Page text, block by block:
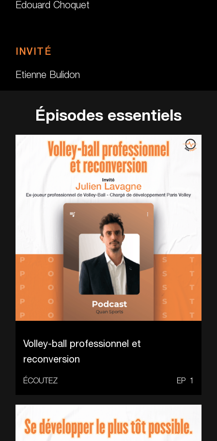
Edouard Choquet
INVITÉ
Etienne Bulidon
Épisodes essentiels
Volley-ball professionnel et
reconversion
ÉCOUTEZ EP 1